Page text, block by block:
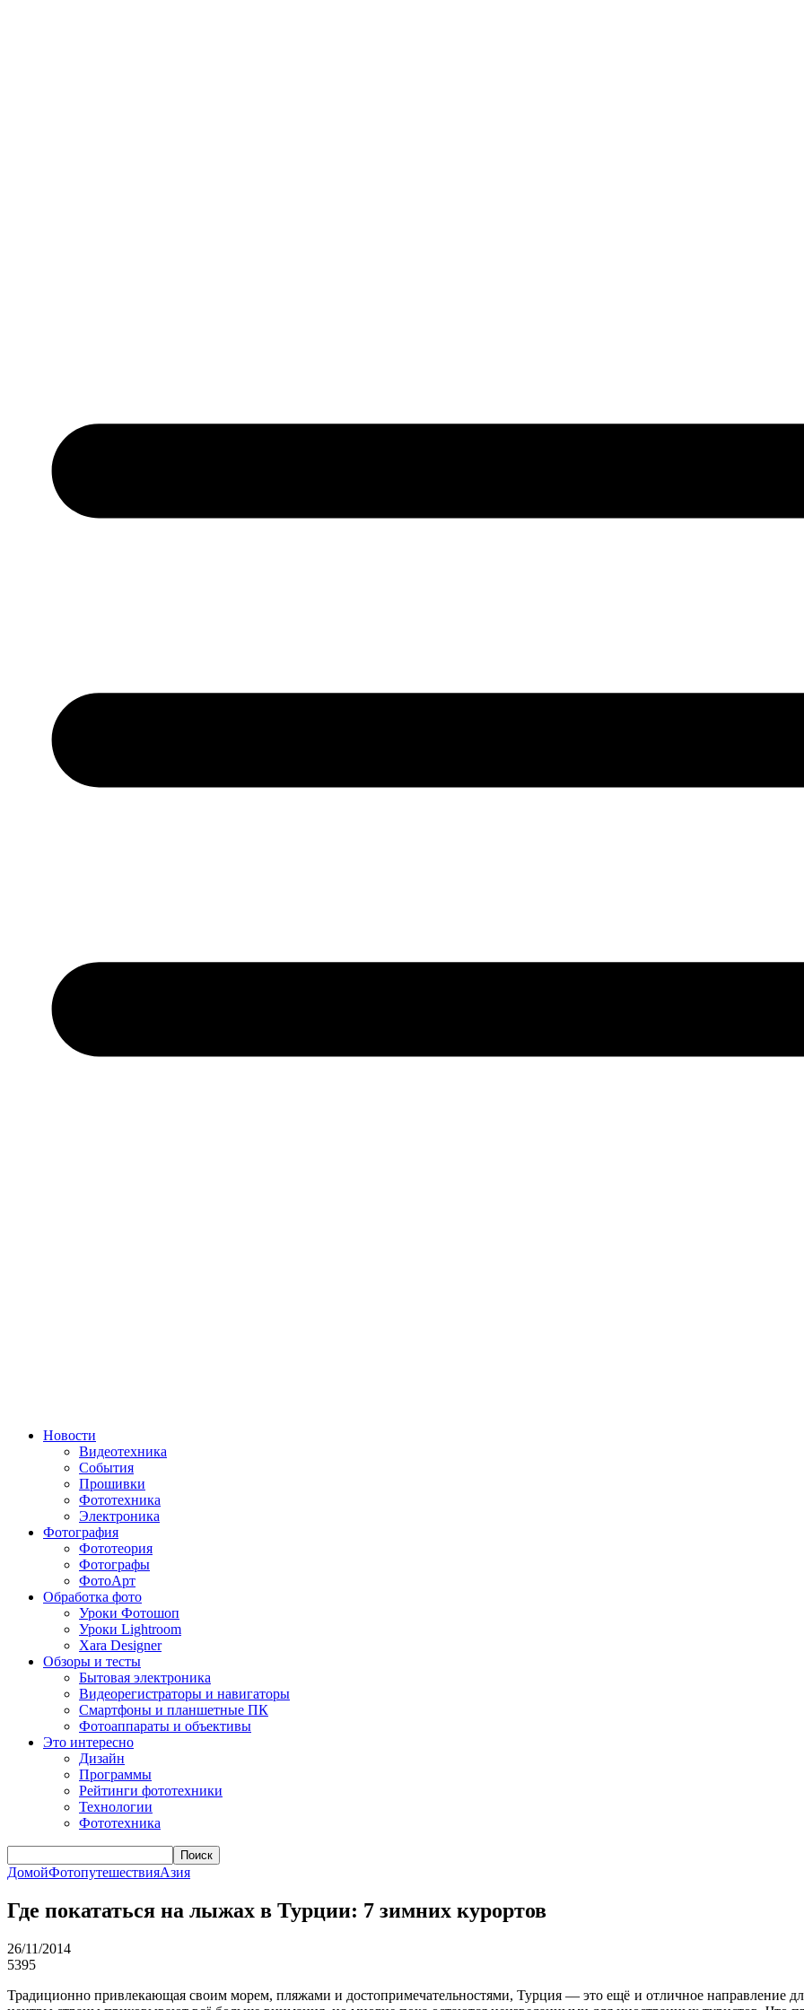
Новости
Видеотехника
События
Прошивки
Фототехника
Электроника
Фотография
Фототеория
Фотографы
ФотоАрт
Обработка фото
Уроки Фотошоп
Уроки Lightroom
Xara Designer
Обзоры и тесты
Бытовая электроника
Видеорегистраторы и навигаторы
Смартфоны и планшетные ПК
Фотоаппараты и объективы
Это интересно
Дизайн
Программы
Рейтинги фототехники
Технологии
Фототехника
Поиск
ДомойФотопутешествияАзия
Где покататься на лыжах в Турции: 7 зимних курортов
26/11/2014
5395
Традиционно привлекающая своим морем, пляжами и достопримечательностями, Турция — это ещё и отличное направление